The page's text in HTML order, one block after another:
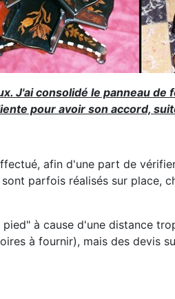
J'ai consolidé le panneau
pour avoir son accord,
afin d'une part de
parfois réalisés sur
à cause d'une distance
à fournir), mais des devis